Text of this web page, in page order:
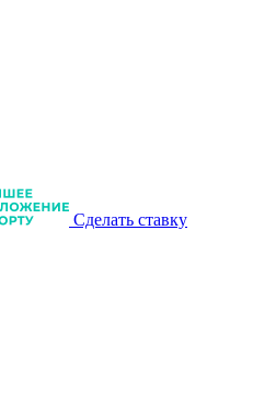
Сделать ставку